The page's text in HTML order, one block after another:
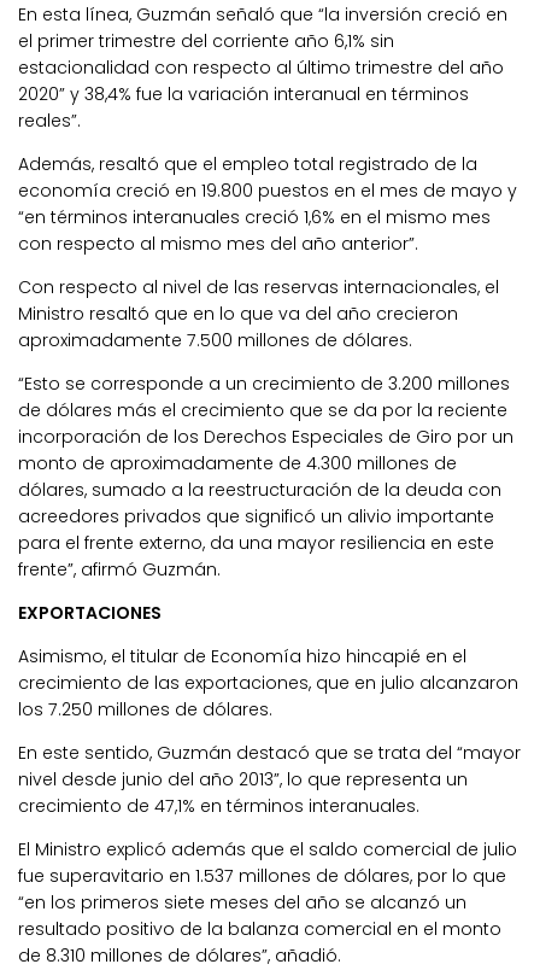
En esta línea, Guzmán señaló que “la inversión creció en
el primer trimestre del corriente año 6,1% sin
estacionalidad con respecto al último trimestre del año
2020” y 38,4% fue la variación interanual en términos
reales”.
Además, resaltó que el empleo total registrado de la
economía creció en 19.800 puestos en el mes de mayo y
“en términos interanuales creció 1,6% en el mismo mes
con respecto al mismo mes del año anterior”.
Con respecto al nivel de las reservas internacionales, el
Ministro resaltó que en lo que va del año crecieron
aproximadamente 7.500 millones de dólares.
“Esto se corresponde a un crecimiento de 3.200 millones
de dólares más el crecimiento que se da por la reciente
incorporación de los Derechos Especiales de Giro por un
monto de aproximadamente de 4.300 millones de
dólares, sumado a la reestructuración de la deuda con
acreedores privados que significó un alivio importante
para el frente externo, da una mayor resiliencia en este
frente”, afirmó Guzmán.
EXPORTACIONES
Asimismo, el titular de Economía hizo hincapié en el
crecimiento de las exportaciones, que en julio alcanzaron
los 7.250 millones de dólares.
En este sentido, Guzmán destacó que se trata del “mayor
nivel desde junio del año 2013”, lo que representa un
crecimiento de 47,1% en términos interanuales.
El Ministro explicó además que el saldo comercial de julio
fue superavitario en 1.537 millones de dólares, por lo que
“en los primeros siete meses del año se alcanzó un
resultado positivo de la balanza comercial en el monto
de 8.310 millones de dólares”, añadió.